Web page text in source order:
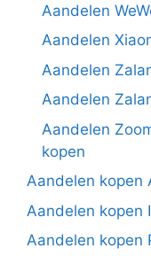
Aandelen
Aandelen
Aandelen
Aandelen
Aandelen
kopen
Aandelen kopen
Aandelen kopen
Aandelen kopen